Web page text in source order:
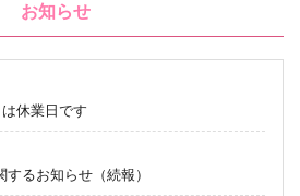
お知らせ
は休業日です
するお知らせ（続報）